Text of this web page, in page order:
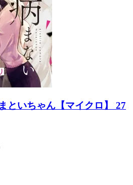
といちゃん【マイクロ】 27